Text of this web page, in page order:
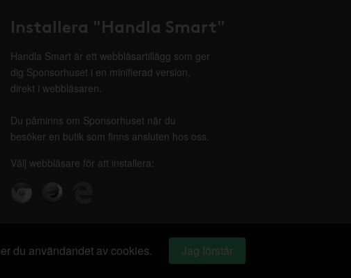
Installera "Handla Smart"
Handla Smart är ett webbläsartillägg som ger
dig Sponsorhuset i en minifierad version,
direkt i webbläsaren.
Du påminns om Sponsorhuset när du
besöker en butik som finns ansluten hos oss.
Välj webbläsare för att installera:
du användandet av cookies. Jag förstår